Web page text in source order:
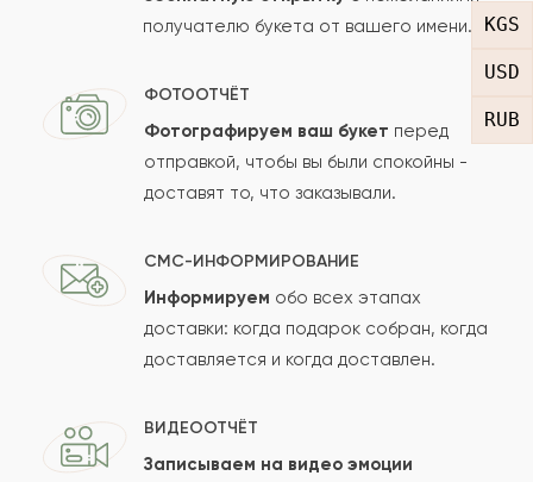
KGS
USD
RUB
Отзыв
Сколько будет
Отзыв будет опубликован после проверки.
Проверяем на спам.
получателю букета от вашего имени.
ФОТООТЧЁТ
Фотографируем ваш букет перед
отправкой, чтобы вы были спокойны -
доставят то, что заказывали.
СМС-ИНФОРМИРОВАНИЕ
Информируем обо всех этапах
доставки: когда подарок собран, когда
доставляется и когда доставлен.
ВИДЕООТЧЁТ
Записываем на видео эмоции